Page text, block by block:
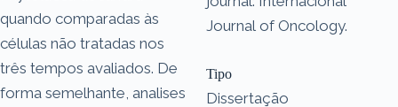
quando comparadas às
células não tratadas nos
três tempos avaliados. De
forma semelhante, analises
Journal of Oncology.
Tipo
Dissertação